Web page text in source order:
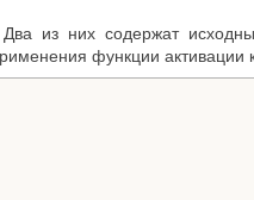
из них содержат
функции активации